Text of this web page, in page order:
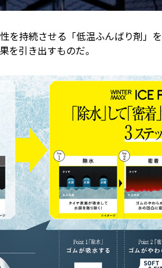
を持続させる「低温ふんばり剤」
を引き出すものだ。